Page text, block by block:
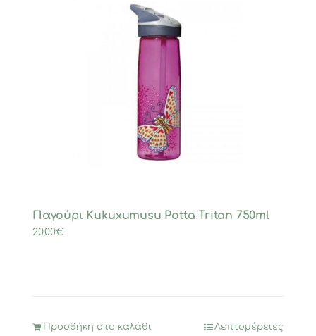
Παγούρι Kukuxumusu Potta Tritan 750ml
20,00€
Προσθήκη στο καλάθι Λεπτομέρειες